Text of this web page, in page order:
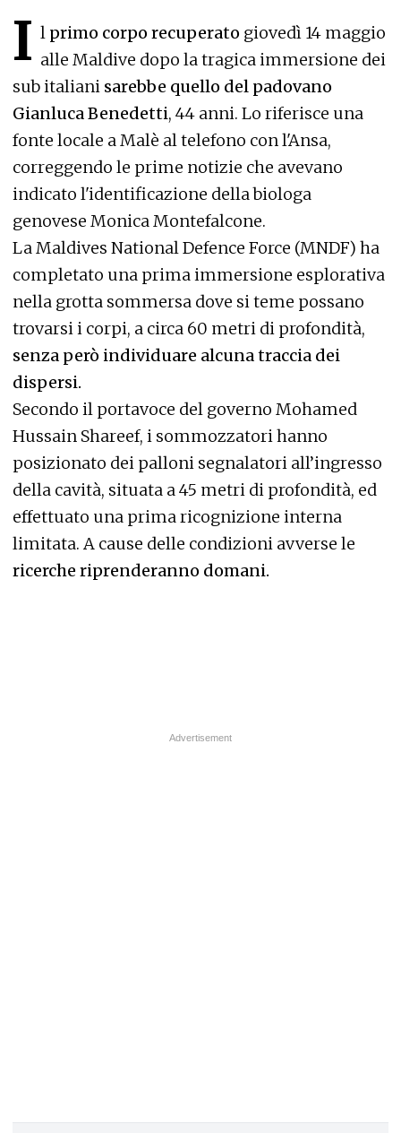
I l primo corpo recuperato giovedì 14 maggio
alle Maldive dopo la tragica immersione dei
sub italiani sarebbe quello del padovano
Gianluca Benedetti, 44 anni. Lo riferisce una
fonte locale a Malè al telefono con l'Ansa,
correggendo le prime notizie che avevano
indicato l'identificazione della biologa
genovese Monica Montefalcone.
LaMaldives National Defence Force (MNDF) ha
completato una prima immersione esplorativa
nella grotta sommersa dove si teme possano
trovarsi i corpi, a circa 60 metri di profondità,
senza però individuare alcuna traccia dei
dispersi.
Secondo il portavoce del governo Mohamed
Hussain Shareef, i sommozzatori hanno
posizionato dei palloni segnalatori all’ingresso
della cavità, situata a 45 metri di profondità, ed
effettuato una prima ricognizione interna
limitata. A cause delle condizioni avverse le
ricerche riprenderanno domani.